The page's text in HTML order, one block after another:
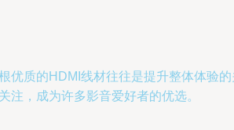
质的HDMI线材往往是提升整体体验的
，成为许多影音爱好者的优选。